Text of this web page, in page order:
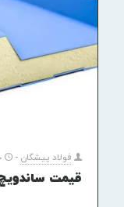
فولاد پیشگان -
قیمت